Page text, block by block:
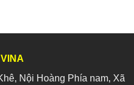
Nội Hoàng Phía nam, Xã